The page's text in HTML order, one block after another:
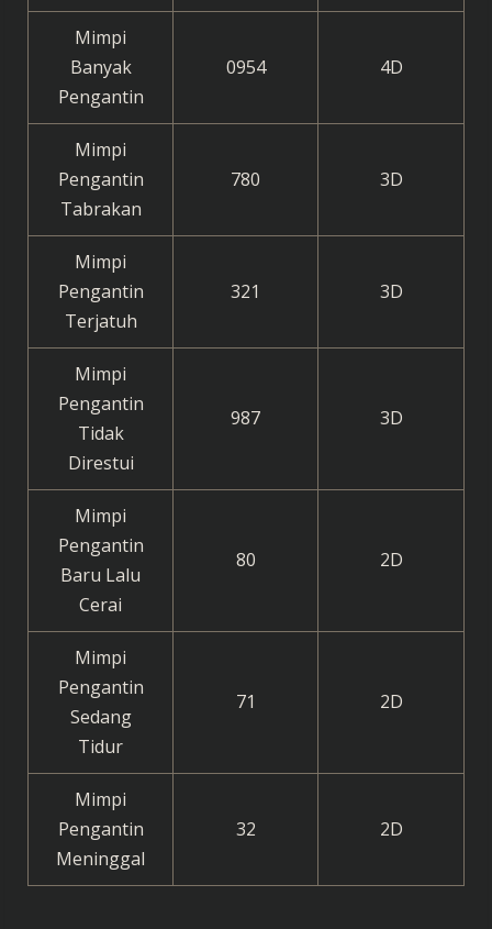
Mimpi
Banyak
Pengantin
0954 4D
Mimpi
Pengantin
Tabrakan
780 3D
Mimpi
Pengantin
Terjatuh
321 3D
Mimpi
Pengantin
Tidak
Direstui
987 3D
Mimpi
Pengantin
Baru Lalu
Cerai
80 2D
Mimpi
Pengantin
Sedang
Tidur
71 2D
Mimpi
Pengantin
Meninggal
32 2D